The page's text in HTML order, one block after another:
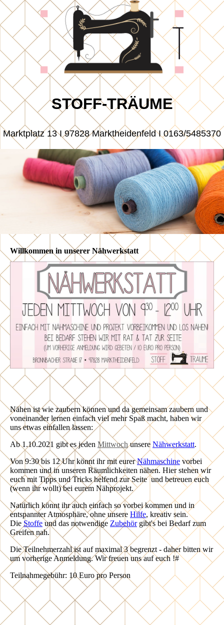
STOFF-TRÄUME
Marktplatz 13 I 97828 Marktheidenfeld I 0163/5485370
Willkommen in unserer Nähwerkstatt
Nähen ist wie zaubern können und da gemeinsam zaubern und
voneinander lernen einfach viel mehr Spaß macht, haben wir
uns etwas einfallen lassen:
Ab 1.10.2021 gibt es jeden Mittwochunsere Nähwerkstatt.
Von 9:30 bis 12 Uhr könnt ihr mit eurerNähmaschine vorbei
kommen und in unseren Räumlichkeiten nähen. Hier stehen wir
euch mit Tipps und Tricks helfend zur Seite und betreuen euch
(wenn ihr wollt) bei eurem Nähprojekt.
Natürlich könnt ihr auch einfach so vorbei kommen und in
entspannter Atmosphäre, ohne unsere Hilfe, kreativ sein.
Die Stoffe und das notwendige Zubehörgibt's bei Bedarf zum
Greifen nah.
Die Teilnehmerzahl ist auf maximal 3 begrenzt - daher bitten wir
um vorherige Anmeldung. Wir freuen uns auf euch !#
Teilnahmegebühr: 10 Euro pro Person